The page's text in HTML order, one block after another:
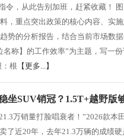
令，从此告别加班，赶紧收藏！
，重点突出政策的核心内容、实
势的分析报告，结合当前市场数
名称】的工作效率”为主题，写一
根 【更多...】
坐SUV销冠？1.5T+越野版
万销量打脸唱衰者！”2026款本
了近20年，去年21.3万辆的成绩